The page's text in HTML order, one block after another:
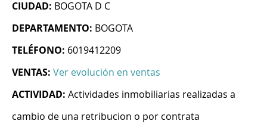
CIUDAD: BOGOTA D C
DEPARTAMENTO: BOGOTA
TELÉFONO: 6019412209
VENTAS: Ver evolución en ventas
ACTIVIDAD: Actividades inmobiliarias realizadas a
cambio de una retribucion o por contrata